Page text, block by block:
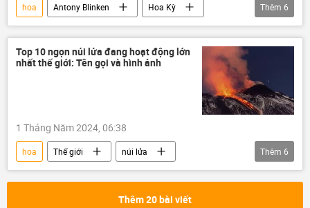
hoa Antony Blinken
Hoa Kỳ
HAMAS
Palestine
Trung Đông
Thế giới
xung đột quân sự
Vòng xoáy căng thẳng mới ở Trung Đông
Thêm 6
Top 10 ngọn núi lửa đang hoạt động lớn
nhất thế giới: Tên gọi và hình ảnh
1 Tháng Năm 2024, 06:38
hoa Thế giới
núi lửa
đại núi lửa
Costa Rica
Indonesia
Nhật Bản
Thêm 6
Thêm 20 bài viết